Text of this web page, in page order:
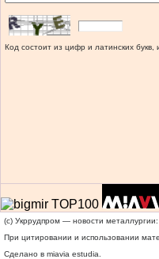
Код состоит из цифр и латинских букв,
(c) Укррудпром — новости
При цитировании и использовании
Сделано в miavia estudia.